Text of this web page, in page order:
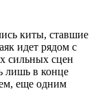
киты, ставшие
идет рядом с
сильных сцен
лишь в конце
еще одним